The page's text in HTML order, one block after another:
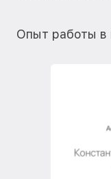
Опыт работы